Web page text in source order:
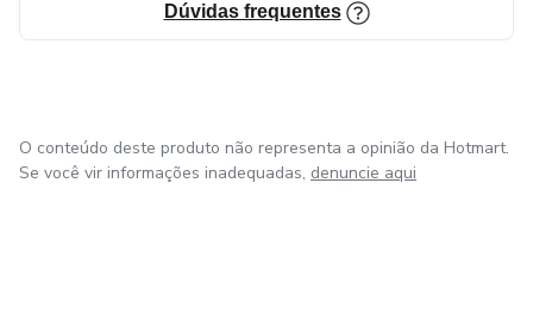
Dúvidas frequentes
O conteúdo deste produto não representa a opinião da Hotmart.
Se você vir informações inadequadas, denuncie aqui